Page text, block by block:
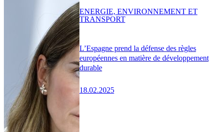
L’Espagne prend la défense des règles
européennes en matière de développement
durable
18.02.2025
ENERGIE, ENVIRONNEMENT ET
TRANSPORT